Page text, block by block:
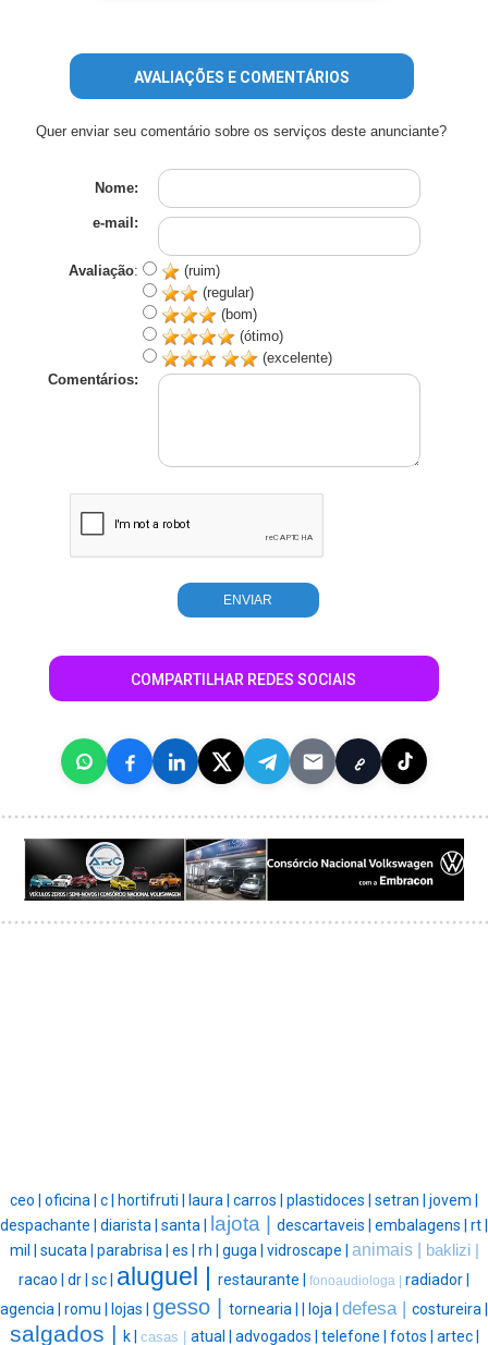
AVALIAÇÕES E COMENTÁRIOS
Quer enviar seu comentário sobre os serviços deste anunciante?
Nome:
e-mail:
Avaliação:
(ruim)
(regular)
(bom)
(ótimo)
(excelente)
Comentários:
COMPARTILHAR REDES SOCIAIS
ceo | oficina | c | hortifruti | laura | carros | plastidoces | setran | jovem |
despachante | diarista | santa | lajota | descartaveis | embalagens | rt |
mil | sucata | parabrisa | es | rh | guga | vidroscape | animais |
baklizi |
racao | dr | sc | aluguel | restaurante | fonoaudiologa | radiador |
agencia | romu | lojas | gesso | tornearia | loja | defesa | costureira |
salgados | k | casas | atual | advogados | telefone | fotos | artec |